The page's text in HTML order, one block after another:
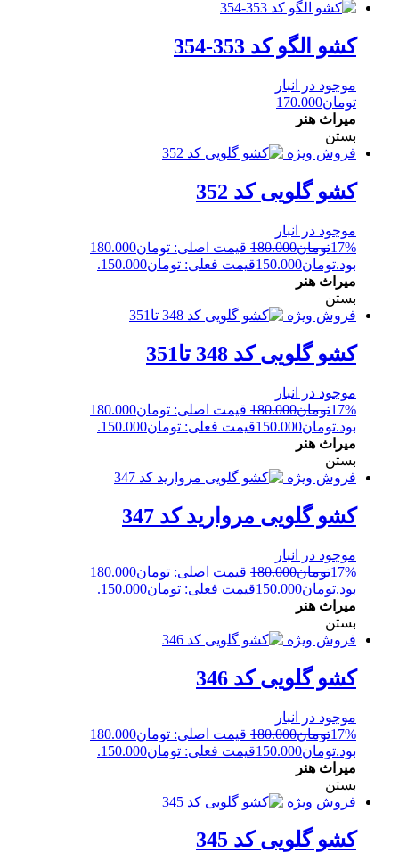
کشو الگو کد 353-354
موجود در انبار
تومان170.000
میراث هنر
بستن
فروش ویژه
کشو گلویی کد 352
موجود در انبار
17%تومان180.000
قیمت اصلی: تومان180.000
بود.تومان150.000قیمت فعلی: تومان150.000.
میراث هنر
بستن
فروش ویژه
کشو گلویی کد 348 تا351
موجود در انبار
17%تومان180.000
قیمت اصلی: تومان180.000
بود.تومان150.000قیمت فعلی: تومان150.000.
میراث هنر
بستن
فروش ویژه
کشو گلویی مروارید کد 347
موجود در انبار
17%تومان180.000
قیمت اصلی: تومان180.000
بود.تومان150.000قیمت فعلی: تومان150.000.
میراث هنر
بستن
فروش ویژه
کشو گلویی کد 346
موجود در انبار
17%تومان180.000
قیمت اصلی: تومان180.000
بود.تومان150.000قیمت فعلی: تومان150.000.
میراث هنر
بستن
فروش ویژه
کشو گلویی کد 345